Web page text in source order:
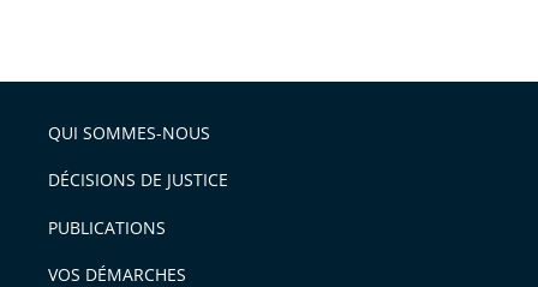
l'article
pour
avant
QUI SOMMES-NOUS
DÉCISIONS DE JUSTICE
PUBLICATIONS
VOS DÉMARCHES